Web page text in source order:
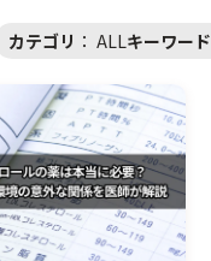
カテゴリ ： ALLキーワード